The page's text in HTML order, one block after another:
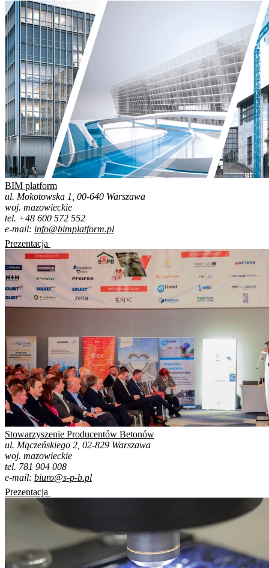
BIM platform
ul. Mokotowska 1, 00-640 Warszawa
woj. mazowieckie
tel. +48 600 572 552
e-mail: info@bimplatform.pl
Prezentacja
Stowarzyszenie Producentów Betonów
ul. Mączeńskiego 2, 02-829 Warszawa
woj. mazowieckie
tel. 781 904 008
e-mail: biuro@s-p-b.pl
Prezentacja